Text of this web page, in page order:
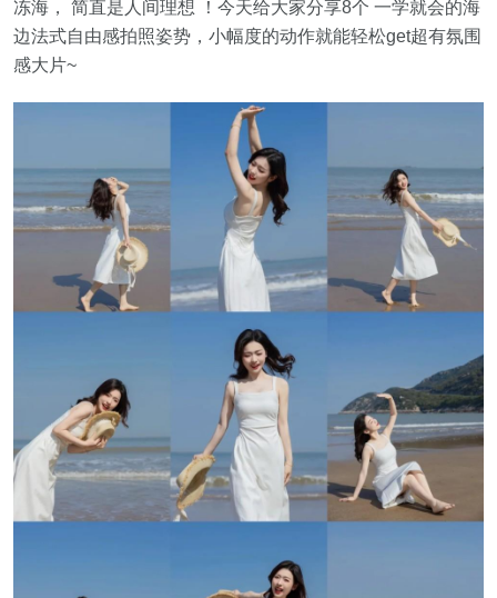
冻海， 简直是人间理想 ！今天给大家分享8个 一学就会的海
边法式自由感拍照姿势，小幅度的动作就能轻松get超有氛围
感大片~